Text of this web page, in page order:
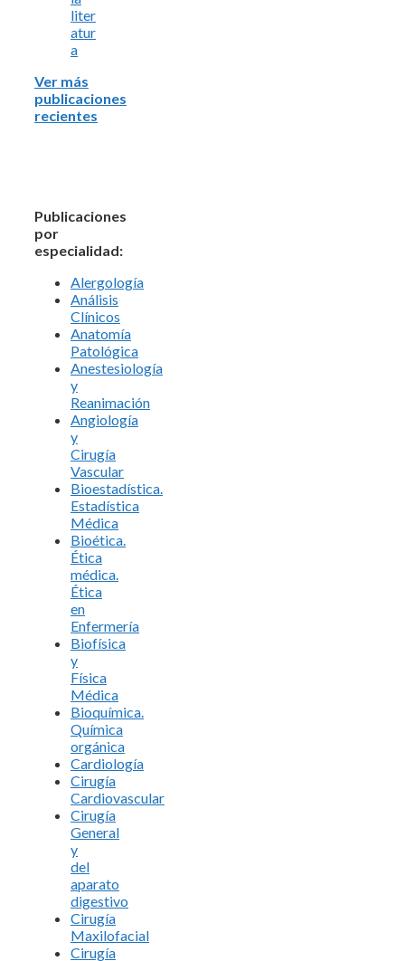
liter
atur
a
Ver más
publicaciones
recientes
Publicaciones
por
especialidad:
Alergología
Análisis
Clínicos
Anatomía
Patológica
Anestesiología
y
Reanimación
Angiología
y
Cirugía
Vascular
Bioestadística.
Estadística
Médica
Bioética.
Ética
médica.
Ética
en
Enfermería
Biofísica
y
Física
Médica
Bioquímica.
Química
orgánica
Cardiología
Cirugía
Cardiovascular
Cirugía
General
y
del
aparato
digestivo
Cirugía
Maxilofacial
Cirugía